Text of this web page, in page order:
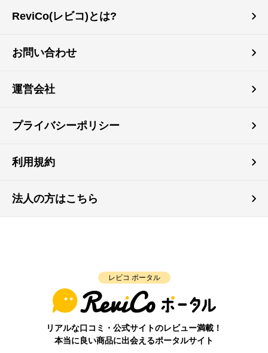
ReviCo(レビコ)とは?
お問い合わせ
運営会社
プライバシーポリシー
利用規約
法人の方はこちら
レビコ ポータル
リアルな口コミ・公式サイトのレビュー満載！
本当に良い商品に出会えるポータルサイト